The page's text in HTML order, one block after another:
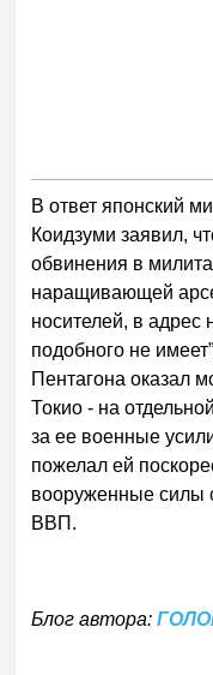
В ответ японский
Коидзуми заявил,
обвинения в
наращивающей
носителей, в адрес
подобного не
Пентагона оказал
Токио - на
за ее военные
пожелал ей
вооруженные силы
ВВП.
Блог автора: